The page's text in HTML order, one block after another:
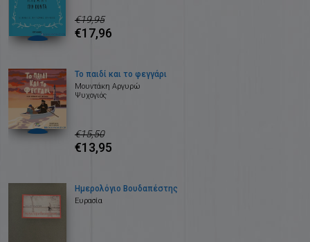
€19,95
€17,96
Το παιδί και το φεγγάρι
Μουντάκη Αργυρώ
Ψυχογιός
€15,50
€13,95
Ημερολόγιο Βουδαπέστης
Ευρασία